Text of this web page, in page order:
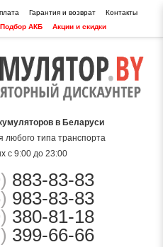
Гарантия и возврат
Контакты
Подбор АКБ Акции и скидки
в Беларуси
типа транспорта
с 9:00 до 23:00
883-83-83
983-83-83
380-81-18
399-66-66